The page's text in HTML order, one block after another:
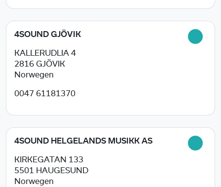
4SOUND GJÖVIK
KALLERUDLIA 4
2816 GJÖVIK
Norwegen
0047 61181370
4SOUND HELGELANDS MUSIKK AS
KIRKEGATAN 133
5501
HAUGESUND
Norwegen